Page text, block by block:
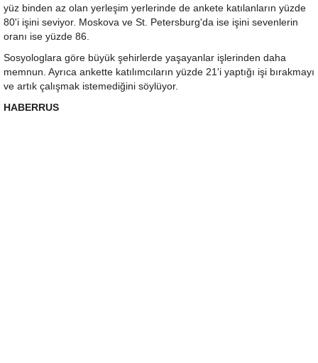
yüz binden az olan yerleşim yerlerinde de ankete katılanların yüzde
80'i işini seviyor. Moskova ve St. Petersburg'da ise işini sevenlerin
oranı ise yüzde 86.
Sosyologlara göre büyük şehirlerde yaşayanlar işlerinden daha
memnun. Ayrıca ankette katılımcıların yüzde 21'i yaptığı işi bırakmayı
ve artık çalışmak istemediğini söylüyor.
HABERRUS